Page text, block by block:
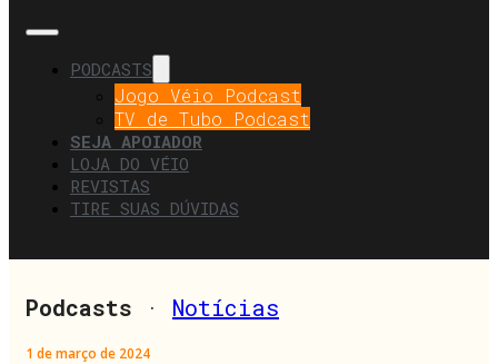
PODCASTS
Jogo Véio Podcast
TV de Tubo Podcast
SEJA APOIADOR
LOJA DO VÉIO
REVISTAS
TIRE SUAS DÚVIDAS
Podcasts · Notícias
1 de março de 2024